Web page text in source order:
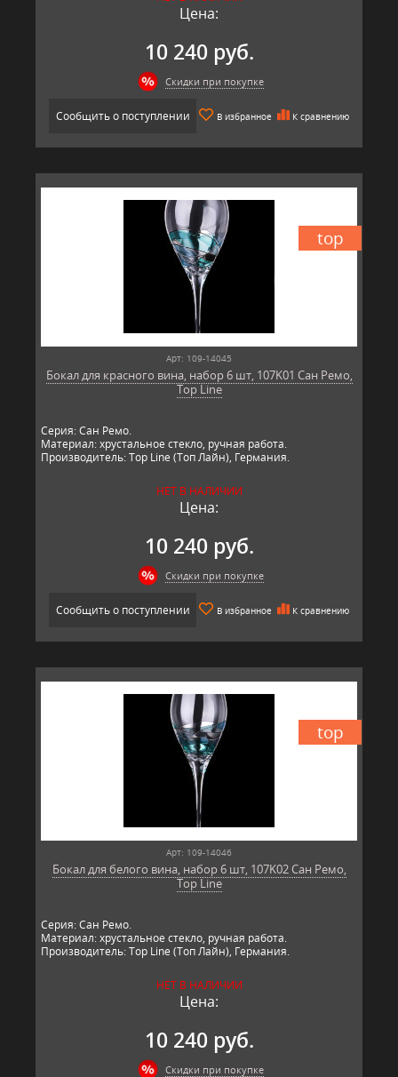
Цена:
10 240 руб.
Скидки при покупке
Сообщить о поступлении В избранное К сравнению
top
Арт: 109-14045
Бокал для красного вина, набор 6 шт, 107K01 Сан Ремо,
Top Line
Серия: Сан Ремо.
Материал: хрустальное стекло, ручная работа.
Производитель: Top Line (Топ Лайн), Германия.
НЕТ В НАЛИЧИИ
Цена:
10 240 руб.
Скидки при покупке
Сообщить о поступлении В избранное К сравнению
top
Арт: 109-14046
Бокал для белого вина, набор 6 шт, 107K02 Сан Ремо,
Top Line
Серия: Сан Ремо.
Материал: хрустальное стекло, ручная работа.
Производитель: Top Line (Топ Лайн), Германия.
НЕТ В НАЛИЧИИ
Цена:
10 240 руб.
Скидки при покупке